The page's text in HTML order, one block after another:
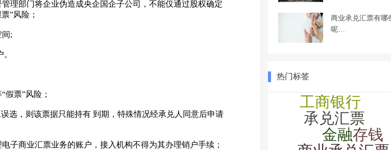
部门将企业伪造成央企国企子公司，不能仅通过股权确定
”风险；
;
票”风险；
，则该票据只能持有 到期，特殊情况经承兑人同意后申请
商业汇票业务的账户，接入机构不得为其办理销户手续；
商业承兑汇票有哪
呢…
热门标签